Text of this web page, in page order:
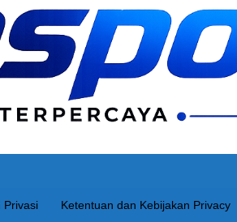
Privasi Ketentuan dan Kebijakan Privacy